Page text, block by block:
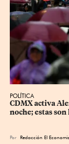
POLÍTICA
CDMX activa
noche; estas son
Por Redacción El